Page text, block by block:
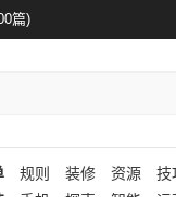
篇)
规则 装修 资源
技